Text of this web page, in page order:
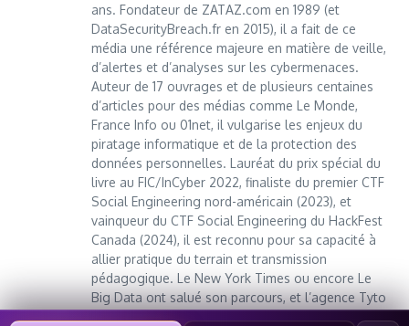
ans. Fondateur de ZATAZ.com en 1989 (et
DataSecurityBreach.fr en 2015), il a fait de ce
média une référence majeure en matière de veille,
d’alertes et d’analyses sur les cybermenaces.
Auteur de 17 ouvrages et de plusieurs centaines
d’articles pour des médias comme Le Monde,
France Info ou 01net, il vulgarise les enjeux du
piratage informatique et de la protection des
données personnelles. Lauréat du prix spécial du
livre au FIC/InCyber 2022, finaliste du premier CTF
Social Engineering nord-américain (2023), et
vainqueur du CTF Social Engineering du HackFest
Canada (2024), il est reconnu pour sa capacité à
allier pratique du terrain et transmission
pédagogique. Le New York Times ou encore Le
Big Data ont salué son parcours, et l’agence Tyto